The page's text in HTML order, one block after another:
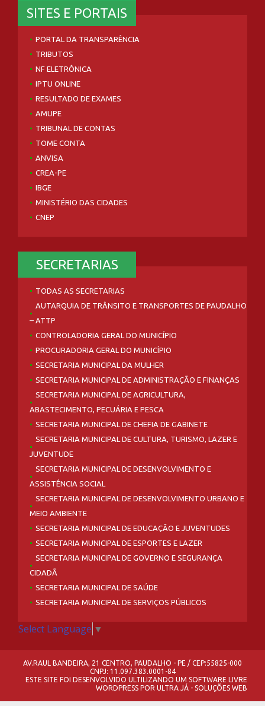
SITES E PORTAIS
PORTAL DA TRANSPARÊNCIA
TRIBUTOS
NF ELETRÔNICA
IPTU ONLINE
RESULTADO DE EXAMES
AMUPE
TRIBUNAL DE CONTAS
TOME CONTA
ANVISA
CREA-PE
IBGE
MINISTÉRIO DAS CIDADES
CNEP
SECRETARIAS
TODAS AS SECRETARIAS
AUTARQUIA DE TRÂNSITO E TRANSPORTES DE PAUDALHO
– ATTP
CONTROLADORIA GERAL DO MUNICÍPIO
PROCURADORIA GERAL DO MUNICÍPIO
SECRETARIA MUNICIPAL DA MULHER
SECRETARIA MUNICIPAL DE ADMINISTRAÇÃO E FINANÇAS
SECRETARIA MUNICIPAL DE AGRICULTURA,
ABASTECIMENTO, PECUÁRIA E PESCA
SECRETARIA MUNICIPAL DE CHEFIA DE GABINETE
SECRETARIA MUNICIPAL DE CULTURA, TURISMO, LAZER E
JUVENTUDE
SECRETARIA MUNICIPAL DE DESENVOLVIMENTO E
ASSISTÊNCIA SOCIAL
SECRETARIA MUNICIPAL DE DESENVOLVIMENTO URBANO E
MEIO AMBIENTE
SECRETARIA MUNICIPAL DE EDUCAÇÃO E JUVENTUDES
SECRETARIA MUNICIPAL DE ESPORTES E LAZER
SECRETARIA MUNICIPAL DE GOVERNO E SEGURANÇA
CIDADÃ
SECRETARIA MUNICIPAL DE SAÚDE
SECRETARIA MUNICIPAL DE SERVIÇOS PÚBLICOS
Select Language ▼
AV.RAUL BANDEIRA, 21 CENTRO, PAUDALHO - PE / CEP:55825-000
CNPJ: 11.097.383.0001-84
ESTE SITE FOI DESENVOLVIDO ULTILIZANDO UM SOFTWARE LIVRE
WORDPRESS POR ULTRA JÁ - SOLUÇÕES WEB